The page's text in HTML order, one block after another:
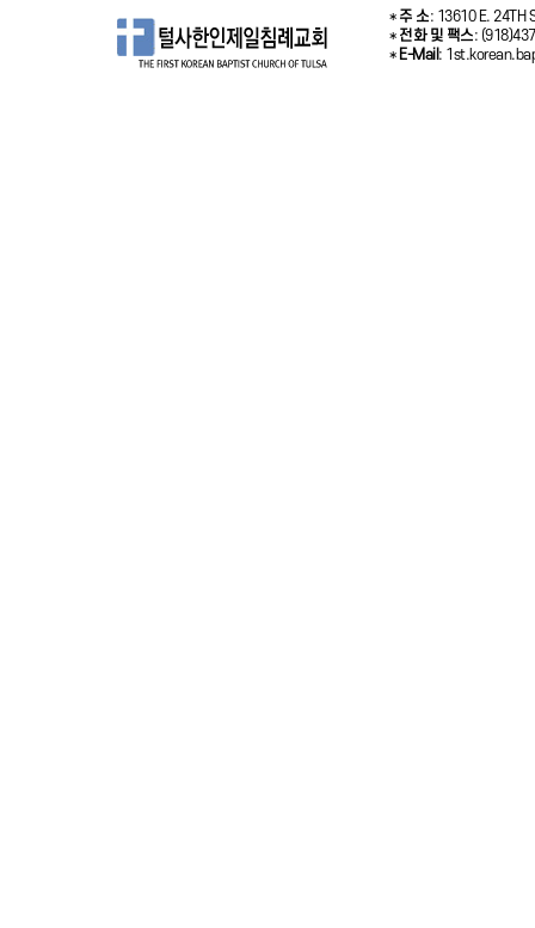
* 주 소: 13610 E. 24TH
* 전화 및 팩스:
* E-Mail :